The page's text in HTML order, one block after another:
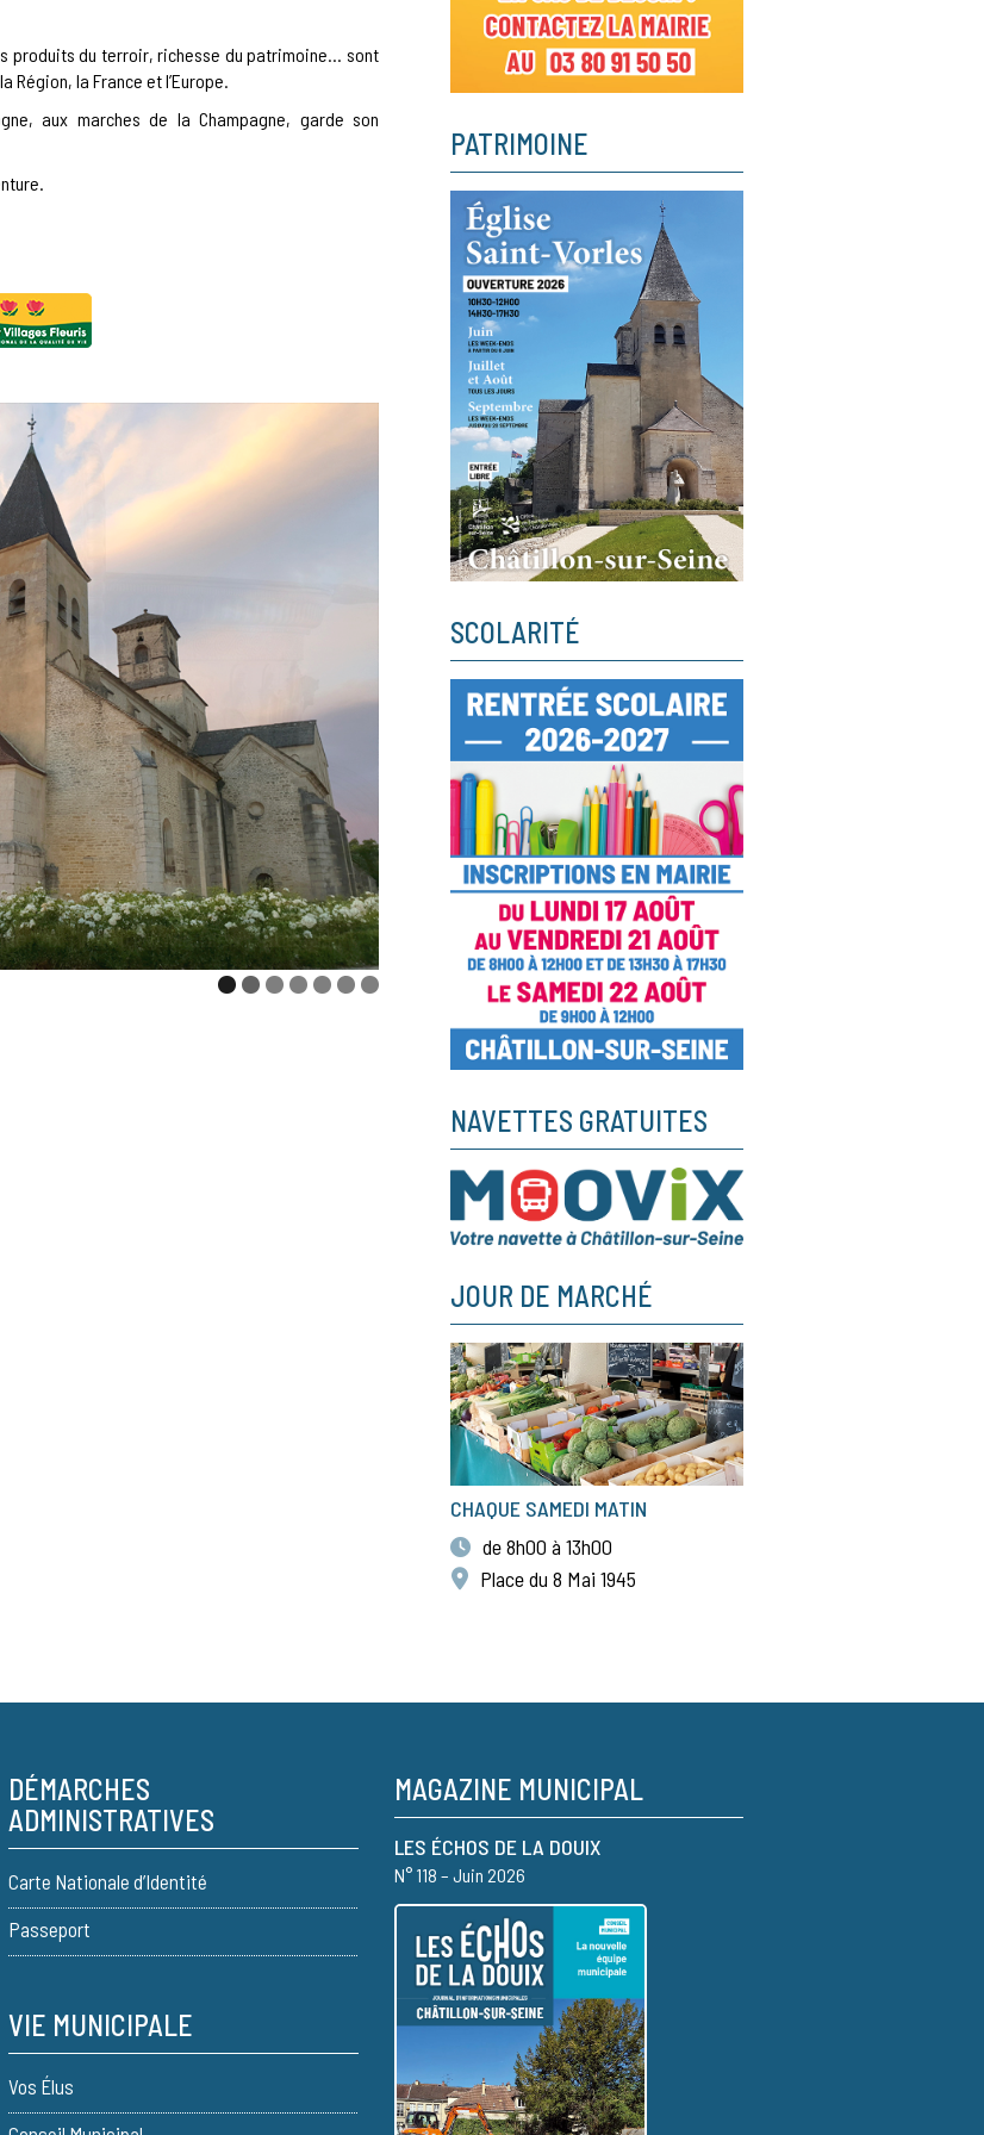
produits du terroir, richesse du patrimoine… sont
Région, la France et l’Europe.
aux marches de la Champagne, garde son
Vix | Photo © Mathieu Rabeau
PATRIMOINE
SCOLARITÉ
NAVETTES GRATUITES
JOUR DE MARCHÉ
CHAQUE SAMEDI MATIN
de 8h00 à 13h00
Place du 8 Mai 1945
DÉMARCHES
ADMINISTRATIVES
Carte Nationale d’Identité
Passeport
VIE MUNICIPALE
Vos Élus
MAGAZINE MUNICIPAL
LES ÉCHOS DE LA DOUIX
N° 118 – Juin 2026